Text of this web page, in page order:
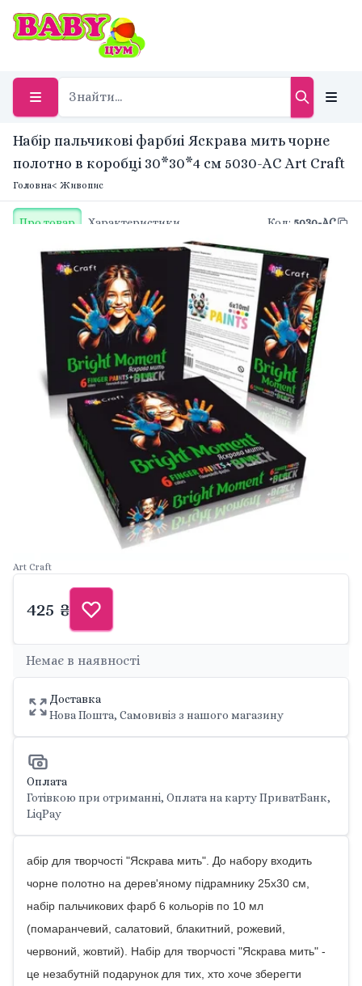
Набір пальчикові фарбиі Яскрава мить чорне
полотно в коробці 30*30*4 см 5030-AC Art Craft
Головна< Живопис
Про товар Характеристики Код: 5030-AC
Art Craft
425 ₴
Немає в наявності
Доставка
Нова Пошта, Самовивіз з нашого магазину
Оплата
Готівкою при отриманні, Оплата на карту ПриватБанк,
LiqPay
абір для творчості "Яскрава мить". До набору входить
чорне полотно на дерев'яному підрамнику 25х30 см,
набір пальчикових фарб 6 кольорів по 10 мл
(помаранчевий, салатовий, блакитний, рожевий,
червоний, жовтий). Набір для творчості "Яскрава мить" -
це незабутній подарунок для тих, хто хоче зберегти